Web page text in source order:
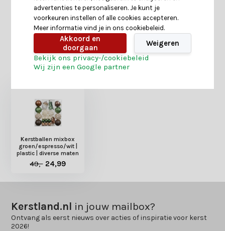
Heb je nog interesse in deze recent bekeken
producten?
Kerstballen mixbox
groen/espresso/wit |
plastic | diverse maten
49,- 24,99
Kerstland.nl in jouw mailbox?
Ontvang als eerst nieuws over acties of inspiratie voor kerst
2026!
advertenties te personaliseren. Je kunt je
voorkeuren instellen of alle cookies accepteren.
Meer informatie vind je in ons cookiebeleid.
Akkoord en
doorgaan
Weigeren
Bekijk ons privacy-/cookiebeleid
Wij zijn een Google partner